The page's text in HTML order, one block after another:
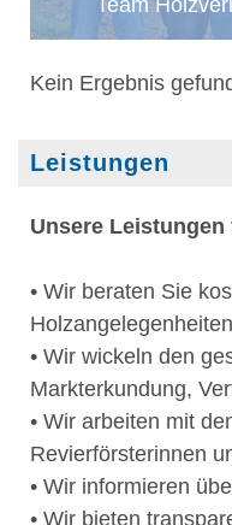
Kein Ergebnis
Leistungen
Unsere Leistungen
• Wir beraten Sie
Holzangelegenheiten
• Wir wickeln den
Markterkundung,
• Wir arbeiten mit
Revierförsterinnen
• Wir informieren
• Wir bieten